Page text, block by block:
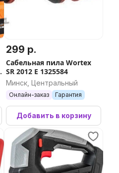
299 р.
Сабельная пила Wortex
SR 2012 E 1325584
Минск, Центральный
Онлайн-заказ Гарантия
Добавить в корзину